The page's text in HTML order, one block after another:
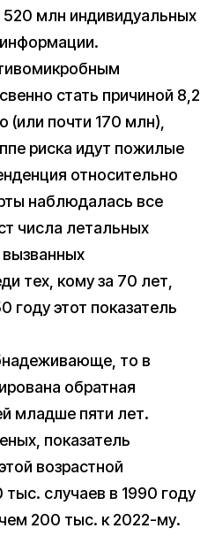
млн индивидуальных
стать причиной 8,2
(или почти 170 млн),
риска идут пожилые
относительно
наблюдалась все
числа летальных
тех, кому за 70 лет,
году этот показатель
то в
обратная
младше пяти лет.
показатель
возрастной
тыс. случаев в 1990 году
200 тыс. к 2022-му.